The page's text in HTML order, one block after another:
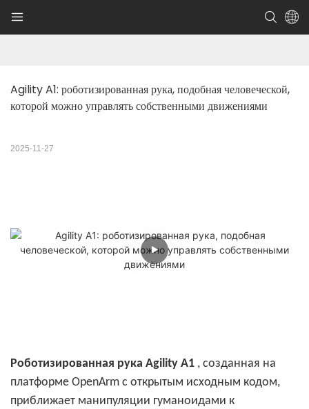
Agility A1: роботизированная рука, подобная человеческой,
которой можно управлять собственными движениями
2025-11-27
Роботизированная рука Agility A1 , созданная на
платформе OpenArm с открытым исходным кодом,
приближает манипуляции гуманоидами к